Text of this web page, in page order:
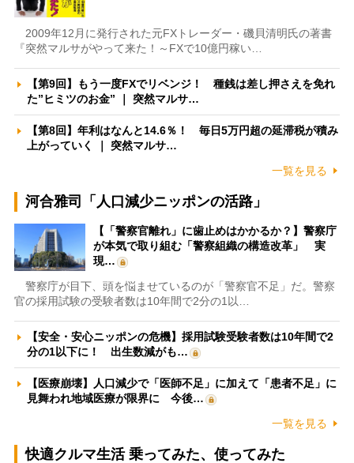
2009年12月に発行された元FXトレーダー・磯貝清明氏の著書
『突然マルサがやって来た！～FXで10億円稼い…
【第9回】もう一度FXでリベンジ！ 種銭は差し押さえを免れ
た”ヒミツのお金” ｜ 突然マルサ…
【第8回】年利はなんと14.6％！ 毎日5万円超の延滞税が積み
上がっていく ｜ 突然マルサ…
一覧を見る
河合雅司「人口減少ニッポンの活路」
【「警察官離れ」に歯止めはかかるか？】警察庁
が本気で取り組む「警察組織の構造改革」 実
現…
警察庁が目下、頭を悩ませているのが「警察官不足」だ。警察
官の採用試験の受験者数は10年間で2分の1以…
【安全・安心ニッポンの危機】採用試験受験者数は10年間で2
分の1以下に！ 出生数減がも…
【医療崩壊】人口減少で「医師不足」に加えて「患者不足」に
見舞われ地域医療が限界に 今後…
一覧を見る
快適クルマ生活 乗ってみた、使ってみた